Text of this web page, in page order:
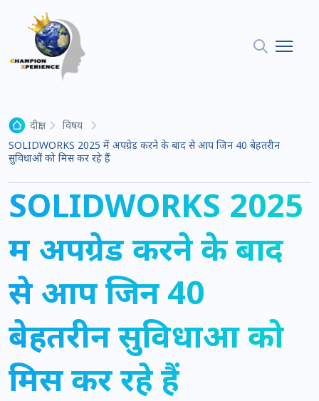
दीक्षा
विषय
SOLIDWORKS 2025 में अपग्रेड करने के बाद से आप जिन 40 बेहतरीन
सुविधाओं को मिस कर रहे हैं
SOLIDWORKS 2025
में अपग्रेड करने के बाद
से आप जिन 40
बेहतरीन सुविधाओं को
मिस कर रहे हैं